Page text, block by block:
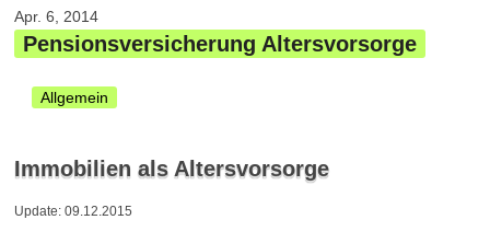
Apr. 6, 2014
Pensionsversicherung Altersvorsorge
Allgemein
Immobilien als Altersvorsorge
Update: 09.12.2015